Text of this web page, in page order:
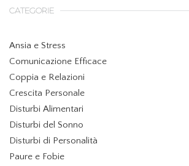
CATEGORIE
Ansia e Stress
Comunicazione Efficace
Coppia e Relazioni
Crescita Personale
Disturbi Alimentari
Disturbi del Sonno
Disturbi di Personalità
Paure e Fobie